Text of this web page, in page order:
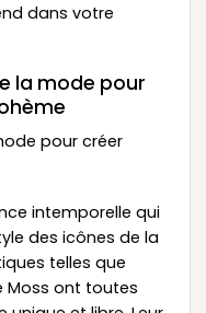
dans votre
la mode pour
pour créer
intemporelle qui
des icônes de la
telles que
Moss ont toutes